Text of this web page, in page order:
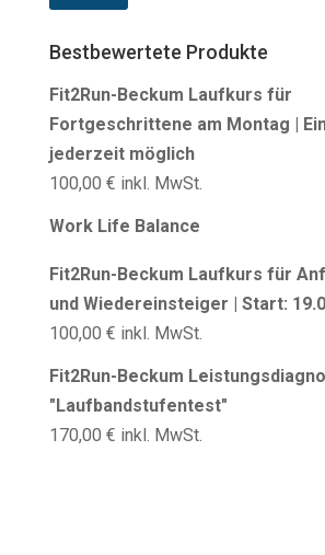
Bestbewertete Produkte
Fit2Run-Beckum Laufkurs für
Fortgeschrittene am Montag |
jederzeit möglich
100,00 € inkl. MwSt.
Work Life Balance
Fit2Run-Beckum Laufkurs für
und Wiedereinsteiger | Start:
100,00 € inkl. MwSt.
Fit2Run-Beckum
"Laufbandstufentest"
170,00 € inkl. MwSt.